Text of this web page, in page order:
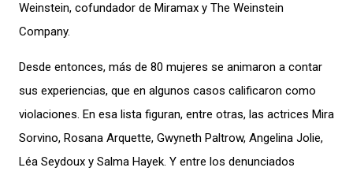
Weinstein, cofundador de Miramax y The Weinstein
Company.
Desde entonces, más de 80 mujeres se animaron a contar
sus experiencias, que en algunos casos calificaron como
violaciones. En esa lista figuran, entre otras, las actrices Mira
Sorvino, Rosana Arquette, Gwyneth Paltrow, Angelina Jolie,
Léa Seydoux y Salma Hayek. Y entre los denunciados